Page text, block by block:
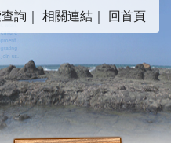
詢 相關連結 回首頁